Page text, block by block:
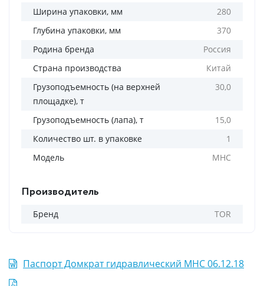
Ширина упаковки, мм
280
Глубина упаковки, мм
370
Родина бренда
Россия
Страна производства
Китай
Грузоподъемность (на верхней
площадке), т
30,0
Грузоподъемность (лапа), т
15,0
Количество шт. в упаковке
1
Модель
МНС
Производитель
Бренд TOR
Паспорт Домкрат гидравлический MHC 06.12.18